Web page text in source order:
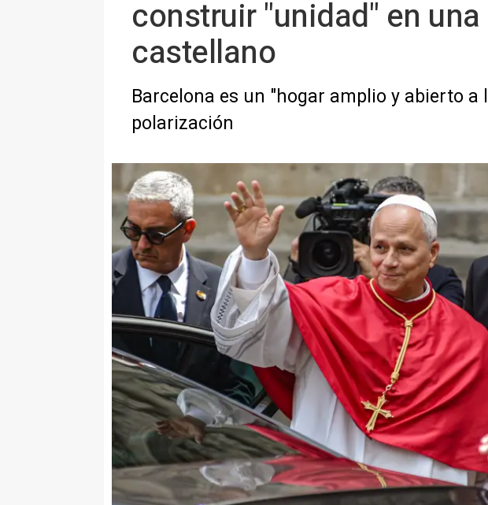
construir "unidad" en
castellano
Barcelona es un "hogar amplio y abierto
polarización